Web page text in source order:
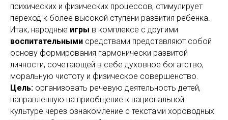
психических и физических процессов, стимулирует
переход к более высокой ступени развития ребенка.
Итак, народные игры в комплексе с другими
воспитательными средствами представляют собой
основу формирования гармонически развитой
личности, сочетающей в себе духовное богатство,
моральную чистоту и физическое совершенство.
Цель: организовать речевую деятельность детей,
направленную на приобщение к национальной
культуре через ознакомление с текстами хороводных